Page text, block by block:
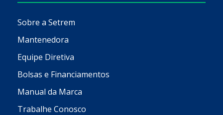
Sobre a Setrem
Mantenedora
Equipe Diretiva
Bolsas e Financiamentos
Manual da Marca
Trabalhe Conosco